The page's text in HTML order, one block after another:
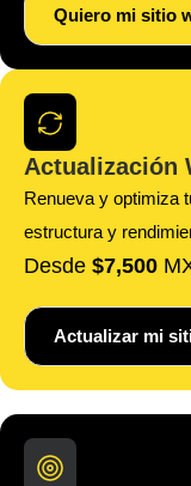
Quiero mi sitio
Actualización
Renueva y optimiza
estructura y
Desde $7,500
Actualizar mi